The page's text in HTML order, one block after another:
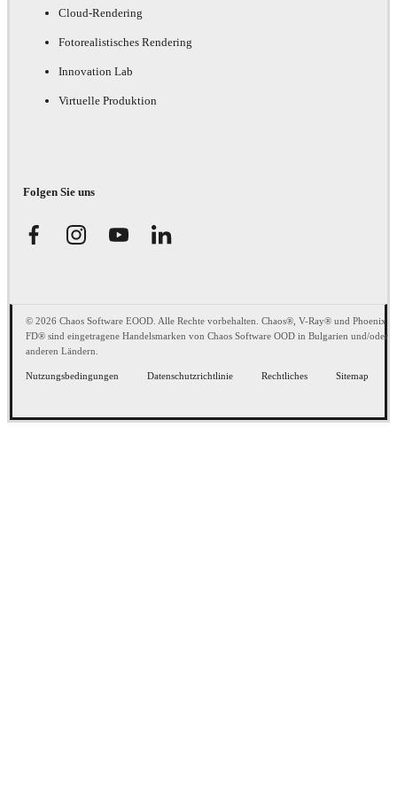
Cloud-Rendering
Fotorealistisches Rendering
Innovation Lab
Virtuelle Produktion
Folgen Sie uns
© 2026 Chaos Software EOOD. Alle Rechte vorbehalten. Chaos®, V-Ray® und Phoenix
FD® sind eingetragene Handelsmarken von Chaos Software OOD in Bulgarien und/oder
anderen Ländern.
Nutzungsbedingungen Datenschutzrichtlinie Rechtliches Sitemap